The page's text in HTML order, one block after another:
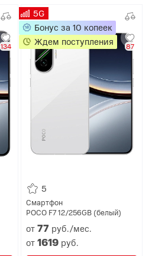
134 87
5
Смартфон
POCO F7 12/256GB (белый)
от77 руб./мес.
от1619 руб.
5G
Бонус за 10 копеек
Ждем поступления